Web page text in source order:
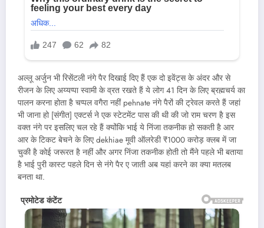
अल्लू अर्जुन भी रिसेंटली नंगे पैर दिखाई दिए हैं एक दो इवेंट्स के अंदर और से
रीजन के लिए अय्यप्पा स्वामी के व्रत रखते हैं ये लोग 41 दिन के लिए ब्रह्मचर्य का
पालन करना होता है चप्पल वगैरा नहीं pehnate नंगे पैरों की ट्रेवल करते हैं जहां
भी जाना हो [संगीत] एक्टर्स ने एक स्टेटमेंट पास की थी की जो राम चरण है इस
वक्त नंगे पर इसलिए चल रहे हैं क्योंकि भाई ये निंजा तकनीक हो सकती है आर
आर के टिकट बेचने के लिए dekhiae मूवी ऑलरेडी ₹1000 करोड़ क्लब में जा
चुकी है कोई जरूरत है नहीं और अगर निंजा तकनीक होती तो मैंने पहले भी बताया
है भाई पुरी कास्ट पहले दिन से नंगे पैर ए जाती अब यहां करने का क्या मतलब
बनता था.